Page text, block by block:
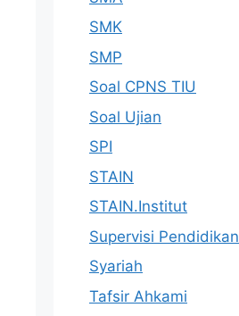
SMK
SMP
Soal CPNS TIU
Soal Ujian
SPI
STAIN
STAIN.Institut
Supervisi Pendidikan
Syariah
Tafsir Ahkami